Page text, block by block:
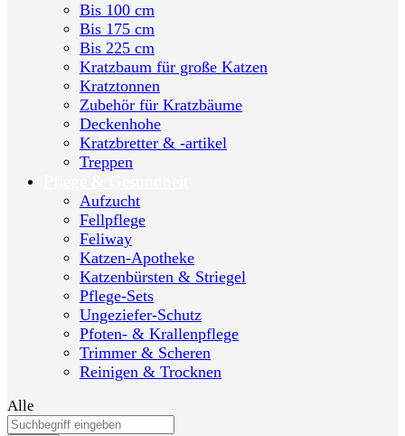
Bis 100 cm
Bis 175 cm
Bis 225 cm
Kratzbaum für große Katzen
Kratztonnen
Zubehör für Kratzbäume
Deckenhohe
Kratzbretter & -artikel
Treppen
Aufzucht
Fellpflege
Feliway
Katzen-Apotheke
Katzenbürsten & Striegel
Pflege-Sets
Ungeziefer-Schutz
Pfoten- & Krallenpflege
Trimmer & Scheren
Reinigen & Trocknen
Alle